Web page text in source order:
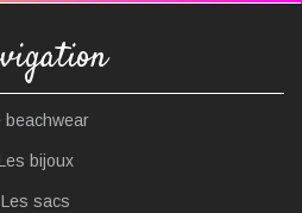
beachwear
bijoux
Les sacs